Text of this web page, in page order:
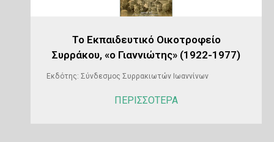
Το Εκπαιδευτικό Οικοτροφείο
Συρράκου, «ο Γιαννιώτης» (1922-1977)
Εκδότης: Σύνδεσμος Συρρακιωτών Ιωαννίνων
ΠΕΡΙΣΣΟΤΕΡΑ